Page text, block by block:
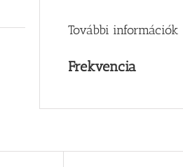
További információk
Frekvencia